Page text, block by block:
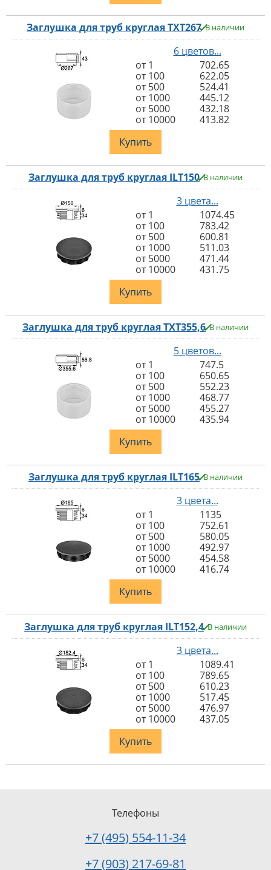
Заглушка для труб круглая TXT267 В наличии
6 цветов...
от 1
702.65
от 100
622.05
от 500
524.41
от 1000
445.12
от 5000
432.18
от 10000
413.82
Купить
Заглушка для труб круглая ILT150 В наличии
3 цвета...
от 1
1074.45
от 100
783.42
от 500
600.81
от 1000
511.03
от 5000
471.44
от 10000
431.75
Купить
Заглушка для труб круглая TXT355,6 В наличии
5 цветов...
от 1
747.5
от 100
650.65
от 500
552.23
от 1000
468.77
от 5000
455.27
от 10000
435.94
Купить
Заглушка для труб круглая ILT165 В наличии
3 цвета...
от 1
1135
от 100
752.61
от 500
580.05
от 1000
492.97
от 5000
454.58
от 10000
416.74
Купить
Заглушка для труб круглая ILT152,4 В наличии
3 цвета...
от 1
1089.41
от 100
789.65
от 500
610.23
от 1000
517.45
от 5000
476.97
от 10000
437.05
Купить
Телефоны
+7 (495) 554-11-34
+7 (903) 217-69-81